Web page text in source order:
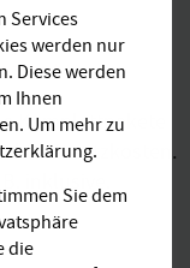
Komplettpakete
Zusatzkosten.
inklusive.
Services
werden nur
Diese werden
Ihnen
Um mehr zu
Sie dem
die